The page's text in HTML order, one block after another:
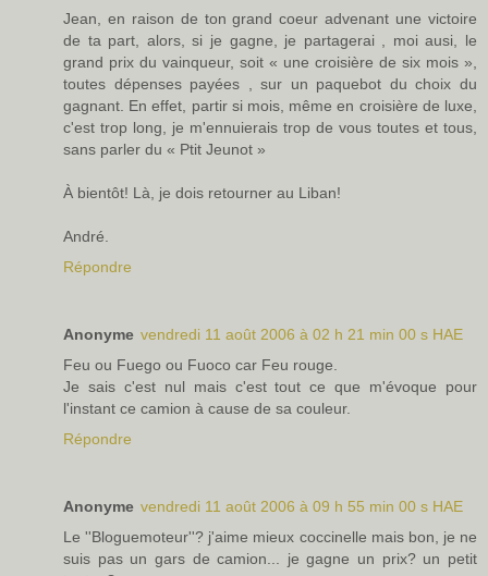
Jean, en raison de ton grand coeur advenant une victoire
de ta part, alors, si je gagne, je partagerai , moi ausi, le
grand prix du vainqueur, soit « une croisière de six mois »,
toutes dépenses payées , sur un paquebot du choix du
gagnant. En effet, partir si mois, même en croisière de luxe,
c'est trop long, je m'ennuierais trop de vous toutes et tous,
sans parler du « Ptit Jeunot »
À bientôt! Là, je dois retourner au Liban!
André.
Répondre
Anonyme vendredi 11 août 2006 à 02 h 21 min 00 s HAE
Feu ou Fuego ou Fuoco car Feu rouge.
Je sais c'est nul mais c'est tout ce que m'évoque pour
l'instant ce camion à cause de sa couleur.
Répondre
Anonyme vendredi 11 août 2006 à 09 h 55 min 00 s HAE
Le ''Bloguemoteur''? j'aime mieux coccinelle mais bon, je ne
suis pas un gars de camion... je gagne un prix? un petit